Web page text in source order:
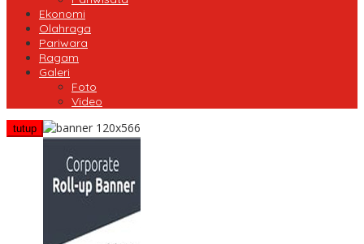
Ekonomi
Olahraga
Pariwara
Ragam
Galeri
Foto
Video
tutup